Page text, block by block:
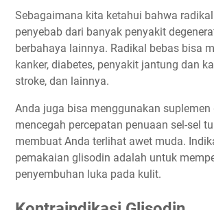
Sebagaimana kita ketahui bahwa
penyebab dari banyak penyakit
berbahaya lainnya. Radikal bebas bisa
kanker, diabetes, penyakit jantung dan
stroke, dan lainnya.
Anda juga bisa menggunakan
mencegah percepatan penuaan sel-sel
membuat Anda terlihat awet muda.
pemakaian glisodin adalah untuk
penyembuhan luka pada kulit.